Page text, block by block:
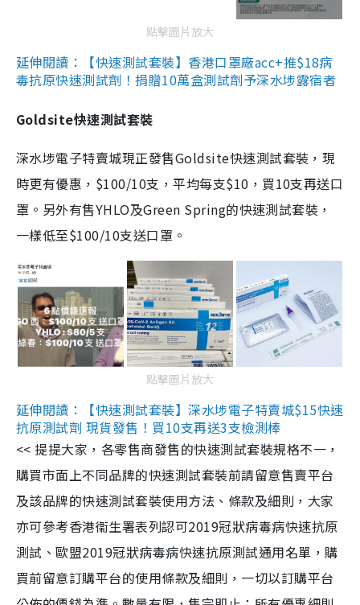
點擊圖片放大
延伸閱讀：【快速測試套裝】香港口罩廠acc+推$18病
毒抗原快速測試劑！捐贈10萬盒測試劑予深水埗露宿者
Goldsite快速測試套裝
深水埗電子特賣城現正發售Goldsite快速測試套裝，現
時更有優惠，$100/10支，平均每支$10，買10支再送口
罩。另外有售YHLO及Green Spring的快速測試套裝，
一樣低至$100/10支送口罩。
點擊圖片放大
延伸閱讀：【快速測試套裝】深水埗電子特賣城$15快速
抗原測試劑 現貨發售！買10支再送3支檢測棒
<< 提提大家，各零售商發售的快速測試套裝規格不一，
購買市面上不同品牌的快速測試套裝前請留意售賣平台
及該品牌的快速測試套裝使用方法、條款及細則，大家
亦可參考香港衞生署表列認可2019冠狀病毒病快速抗原
測試、歐盟2019冠狀病毒病快速抗原測試通用名單，購
買前留意訂購平台的使用條款及細則，一切以訂購平台